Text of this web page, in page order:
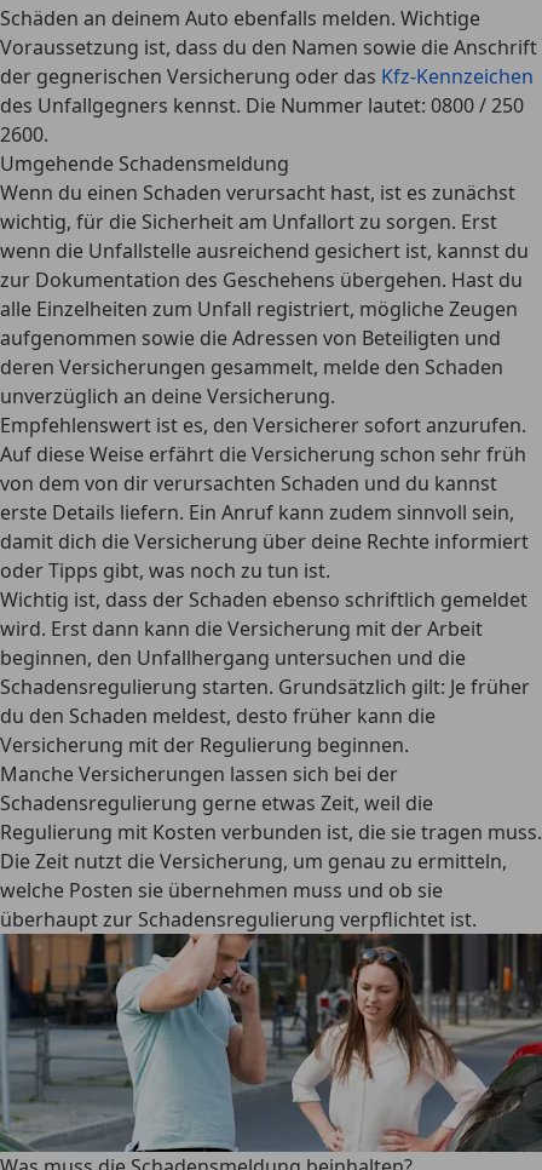
Schäden an deinem Auto ebenfalls melden. Wichtige
Voraussetzung ist, dass du den Namen sowie die Anschrift
der gegnerischen Versicherung oder das Kfz-Kennzeichen
des Unfallgegners kennst. Die Nummer lautet: 0800 / 250
2600.
Umgehende Schadensmeldung
Wenn du einen Schaden verursacht hast, ist es zunächst
wichtig, für die Sicherheit am Unfallort zu sorgen. Erst
wenn die Unfallstelle ausreichend gesichert ist, kannst du
zur Dokumentation des Geschehens übergehen. Hast du
alle Einzelheiten zum Unfall registriert, mögliche Zeugen
aufgenommen sowie die Adressen von Beteiligten und
deren Versicherungen gesammelt, melde den Schaden
unverzüglich an deine Versicherung.
Empfehlenswert ist es, den Versicherer sofort anzurufen.
Auf diese Weise erfährt die Versicherung schon sehr früh
von dem von dir verursachten Schaden und du kannst
erste Details liefern. Ein Anruf kann zudem sinnvoll sein,
damit dich die Versicherung über deine Rechte informiert
oder Tipps gibt, was noch zu tun ist.
Wichtig ist, dass der Schaden ebenso schriftlich gemeldet
wird. Erst dann kann die Versicherung mit der Arbeit
beginnen, den Unfallhergang untersuchen und die
Schadensregulierung starten. Grundsätzlich gilt: Je früher
du den Schaden meldest, desto früher kann die
Versicherung mit der Regulierung beginnen.
Manche Versicherungen lassen sich bei der
Schadensregulierung gerne etwas Zeit, weil die
Regulierung mit Kosten verbunden ist, die sie tragen muss.
Die Zeit nutzt die Versicherung, um genau zu ermitteln,
welche Posten sie übernehmen muss und ob sie
überhaupt zur Schadensregulierung verpflichtet ist.